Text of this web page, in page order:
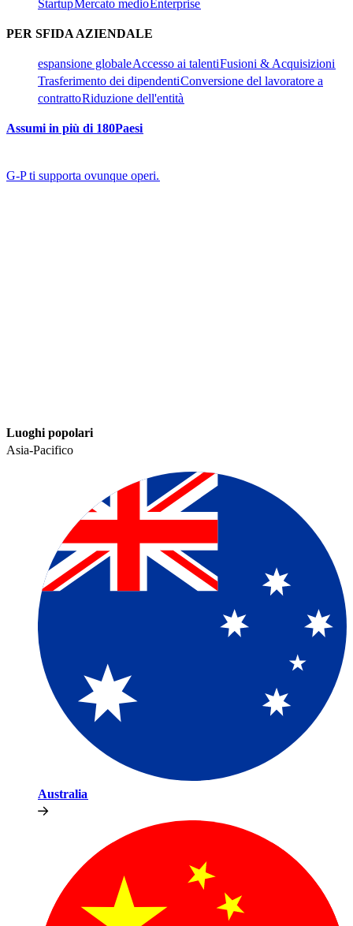
Startup​​Mercato medio​​ Enterprise​​
PER SFIDA AZIENDALE​​
espansione globale​​Accesso ai talenti​​Fusioni & Acquisizioni​​
Trasferimento dei dipendenti​​Conversione del lavoratore a
contratto​​Riduzione dell'entità​​
Assumi in più di 180Paesi​​
G-P ti supporta ovunque operi.​​
Luoghi popolari​​
Asia-Pacifico​​
Australia​​